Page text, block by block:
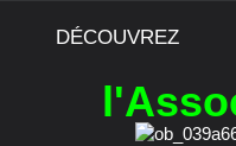
DÉCOUVREZ